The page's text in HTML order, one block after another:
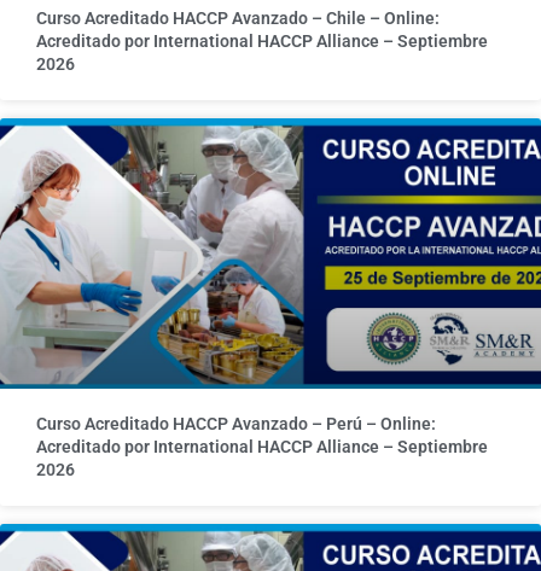
Curso Acreditado HACCP Avanzado – Chile – Online:
Acreditado por International HACCP Alliance – Septiembre
2026
Curso Acreditado HACCP Avanzado – Perú – Online:
Acreditado por International HACCP Alliance – Septiembre
2026